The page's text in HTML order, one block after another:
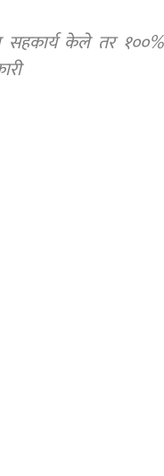
सहकार्य केले तर १००%